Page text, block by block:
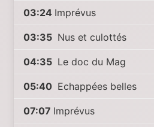
03:24 Imprévus
03:35 Nus et culottés
04:35 Le doc du Mag
05:40 Echappées belles
07:07 Imprévus